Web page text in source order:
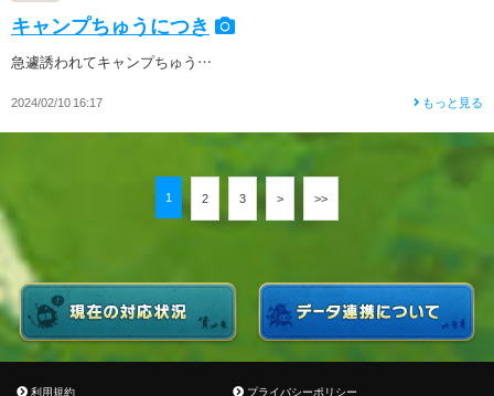
キャンプちゅうにつき
急遽誘われてキャンプちゅう…
2024/02/10 16:17 もっと見る
1 2 3 > >>
利用規約 プライバシーポリシー